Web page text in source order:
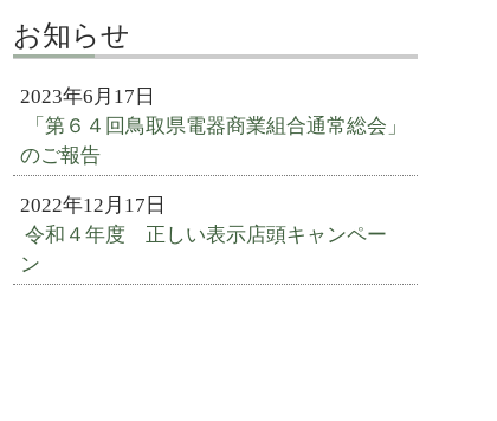
お知らせ
2023年6月17日
「第６４回鳥取県電器商業組合通常総会」
のご報告
2022年12月17日
令和４年度 正しい表示店頭キャンペー
ン